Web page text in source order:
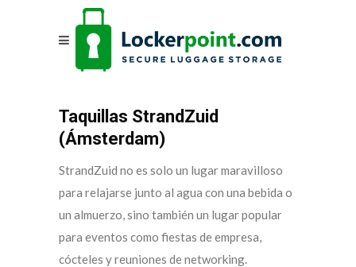
Taquillas StrandZuid
(Ámsterdam)
StrandZuid no es solo un lugar maravilloso
para relajarse junto al agua con una bebida o
un almuerzo, sino también un lugar popular
para eventos como fiestas de empresa,
cócteles y reuniones de networking.